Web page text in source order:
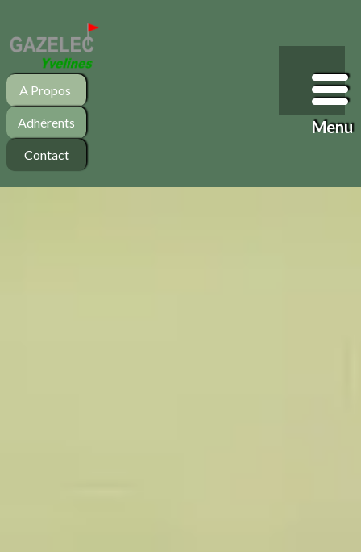
A Propos
Adhérents
Contact
Menu